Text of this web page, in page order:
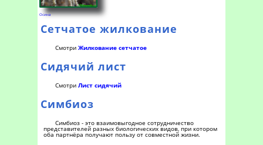
Осина
Сетчатое жилкование
Смотри Жилкование сетчатое
Сидячий лист
Смотри Лист сидячий
Симбиоз
Симбиоз - это взаимовыгодное сотрудничество
представителей разных биологических видов, при котором
оба партнёра получают пользу от совместной жизни.